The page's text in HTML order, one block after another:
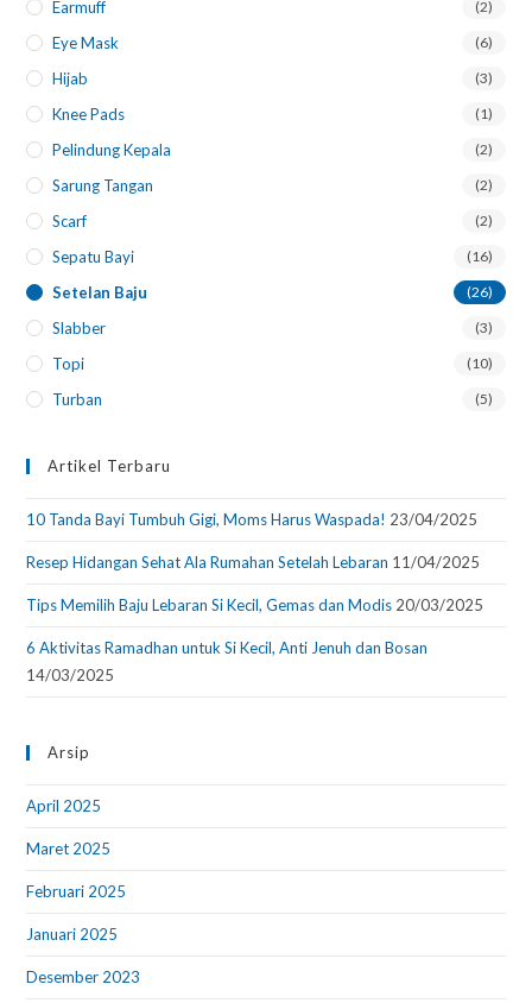
Earmuff (2)
Eye Mask (6)
Hijab (3)
Knee Pads (1)
Pelindung Kepala (2)
Sarung Tangan (2)
Scarf (2)
Sepatu Bayi (16)
Setelan Baju (26)
Slabber (3)
Topi (10)
Turban (5)
Artikel Terbaru
10 Tanda Bayi Tumbuh Gigi, Moms Harus Waspada! 23/04/2025
Resep Hidangan Sehat Ala Rumahan Setelah Lebaran 11/04/2025
Tips Memilih Baju Lebaran Si Kecil, Gemas dan Modis 20/03/2025
6 Aktivitas Ramadhan untuk Si Kecil, Anti Jenuh dan Bosan
14/03/2025
Arsip
April 2025
Maret 2025
Februari 2025
Januari 2025
Desember 2023